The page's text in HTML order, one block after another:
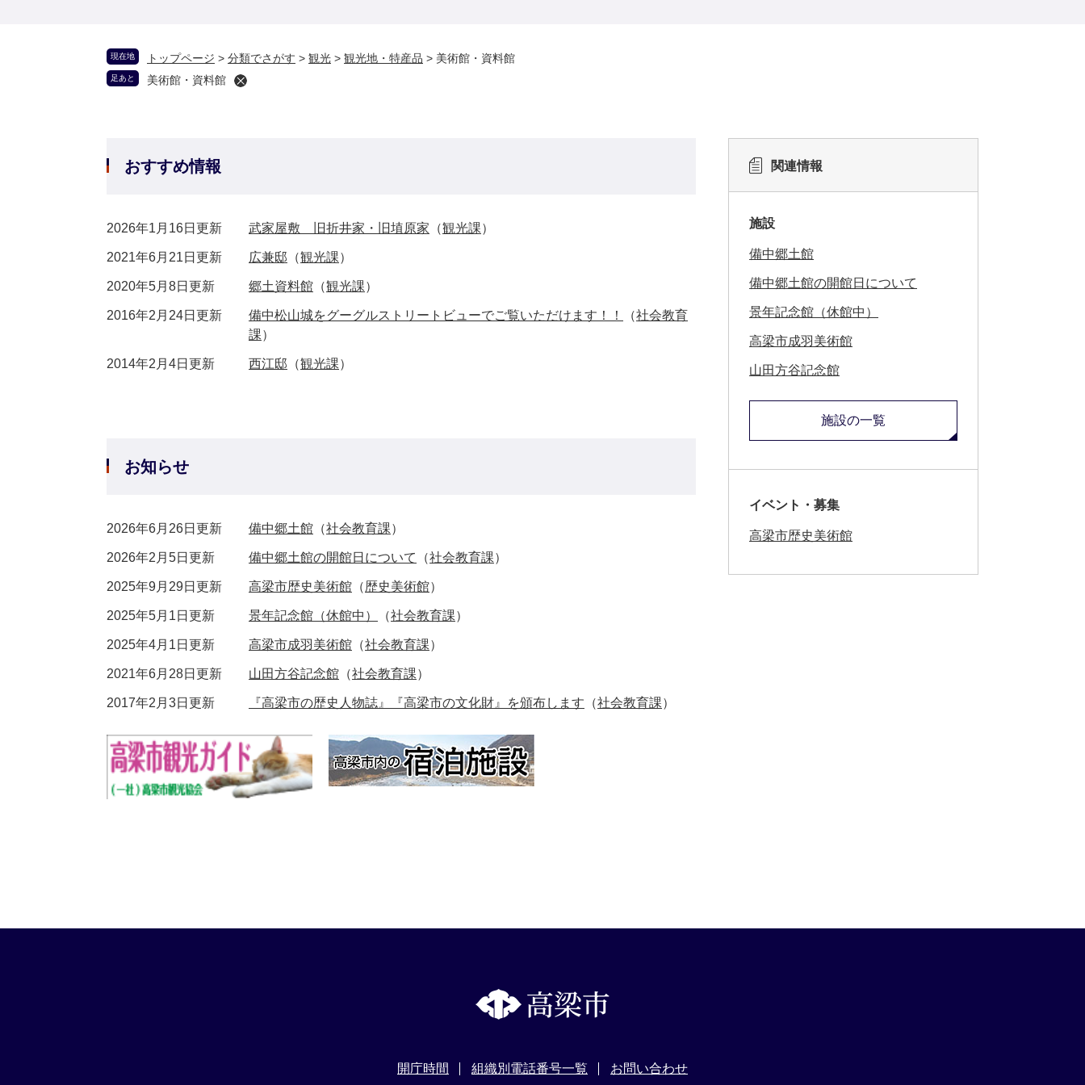
現在地 トップページ > 分類でさがす > 観光 > 観光地・特産品 > 美術館・資料館
足あと 美術館・資料館
おすすめ情報
2026年1月16日更新 武家屋敷 旧折井家・旧埴原家 （観光課）
2021年6月21日更新 広兼邸 （観光課）
2020年5月8日更新 郷土資料館 （観光課）
2016年2月24日更新 備中松山城をグーグルストリートビューでご覧いただけます！！ （社会教育
課）
2014年2月4日更新 西江邸 （観光課）
お知らせ
2026年6月26日更新 備中郷土館 （社会教育課）
2026年2月5日更新 備中郷土館の開館日について （社会教育課）
2025年9月29日更新 高梁市歴史美術館 （歴史美術館）
2025年5月1日更新 景年記念館（休館中） （社会教育課）
2025年4月1日更新 高梁市成羽美術館 （社会教育課）
2021年6月28日更新 山田方谷記念館 （社会教育課）
2017年2月3日更新 『高梁市の歴史人物誌』『高梁市の文化財』を頒布します （社会教育課）
関連情報
施設
備中郷土館
備中郷土館の開館日について
景年記念館（休館中）
高梁市成羽美術館
山田方谷記念館
施設の一覧
イベント・募集
高梁市歴史美術館
開庁時間 組織別電話番号一覧 お問い合わせ